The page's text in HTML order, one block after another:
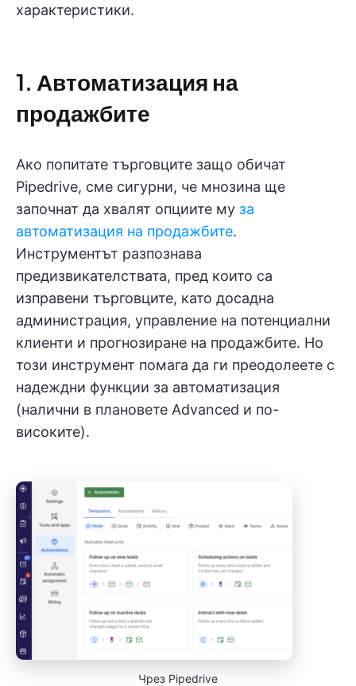
характеристики.
1. Автоматизация на
продажбите
Ако попитате търговците защо обичат
Pipedrive, сме сигурни, че мнозина ще
започнат да хвалят опциите му за
автоматизация на продажбите.
Инструментът разпознава
предизвикателствата, пред които са
изправени търговците, като досадна
администрация, управление на потенциални
клиенти и прогнозиране на продажбите. Но
този инструмент помага да ги преодолеете с
надеждни функции за автоматизация
(налични в плановете Advanced и по-
високите).
Чрез Pipedrive